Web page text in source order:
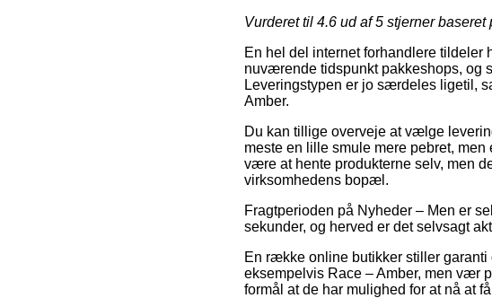
Vurderet til 4.6 ud af 5 stjerner baseret
En hel del internet forhandlere tildeler
nuværende tidspunkt pakkeshops, og
Leveringstypen er jo særdeles ligetil,
Amber.
Du kan tillige overveje at vælge
meste en lille smule mere pebret,
være at hente produkterne selv, men
virksomhedens bopæl.
Fragtperioden på Nyheder – Men er
sekunder, og herved er det selvsagt
En række online butikker stiller
eksempelvis Race – Amber, men vær
formål at de har mulighed for at nå at